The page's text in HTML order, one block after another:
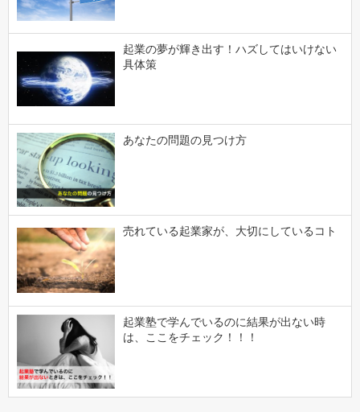
起業の夢が輝き出す！ハズしてはいけない
具体策
あなたの問題の見つけ方
売れている起業家が、大切にしているコト
起業塾で学んでいるのに結果が出ない時
は、ここをチェック！！！